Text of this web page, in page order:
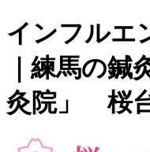
インフルエ
｜練馬の
灸院」 桜